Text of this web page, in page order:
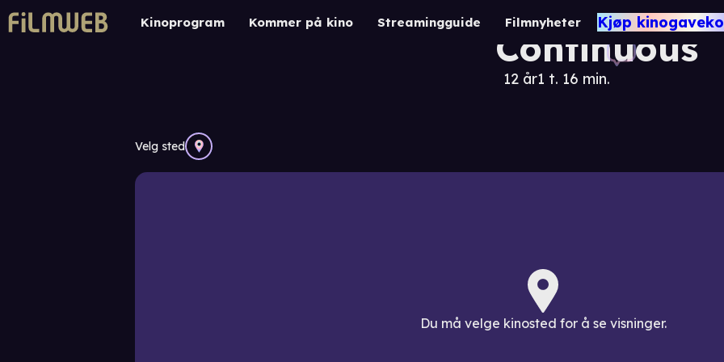
Kinoprogram Kommer på kino Streamingguide Filmnyheter Kjøp
Continuous
12 år1 t. 16 min.
Velg sted
Du må velge kinosted for å se visninger.